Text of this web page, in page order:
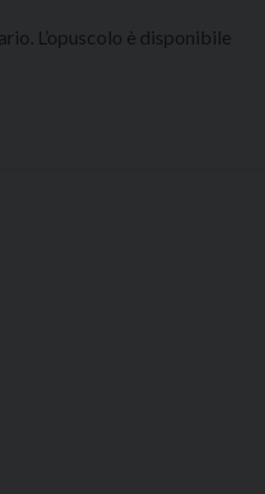
L’opuscolo è disponibile